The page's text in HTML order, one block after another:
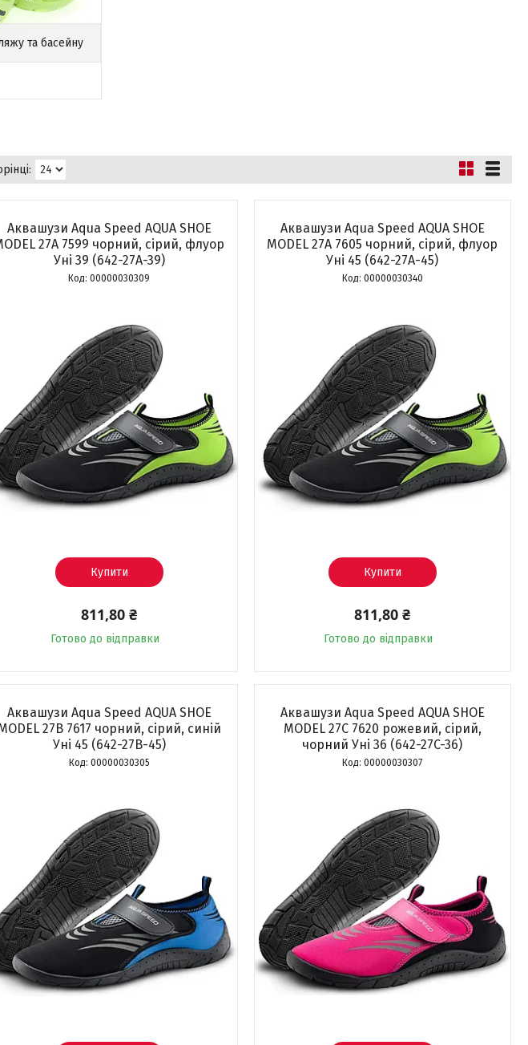
та басейну
Аквашузи Aqua Speed ​​AQUA SHOE
27A 7599 чорний, сірий, флуор
Уні 39 (642-27A-39)
00000030309
Купити
811,80 ₴
Готово до відправки
Аквашузи Aqua Speed ​​AQUA SHOE
MODEL 27A 7605 чорний, сірий, флуор
Уні 45 (642-27A-45)
00000030340
Купити
811,80 ₴
Готово до відправки
Аквашузи Aqua Speed ​​AQUA SHOE
27B 7617 чорний, сірий, синій
Уні 45 (642-27B-45)
00000030305
Аквашузи Aqua Speed ​​AQUA SHOE
MODEL 27C 7620 рожевий, сірий,
чорний Уні 36 (642-27C-36)
00000030307